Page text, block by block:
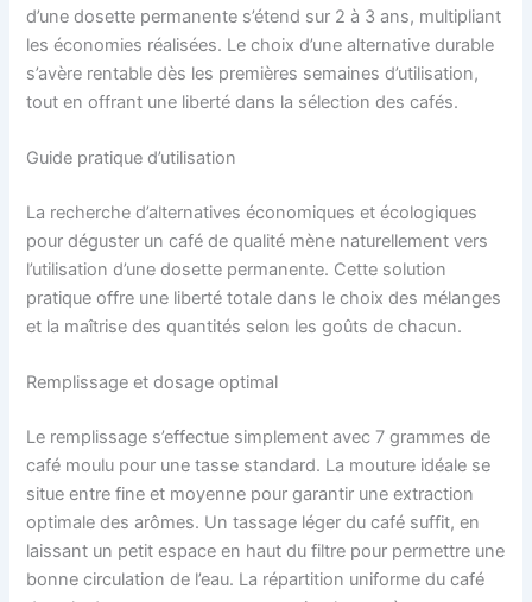
d’une dosette permanente s’étend sur 2 à 3 ans, multipliant
les économies réalisées. Le choix d’une alternative durable
s’avère rentable dès les premières semaines d’utilisation,
tout en offrant une liberté dans la sélection des cafés.
Guide pratique d’utilisation
La recherche d’alternatives économiques et écologiques
pour déguster un café de qualité mène naturellement vers
l’utilisation d’une dosette permanente. Cette solution
pratique offre une liberté totale dans le choix des mélanges
et la maîtrise des quantités selon les goûts de chacun.
Remplissage et dosage optimal
Le remplissage s’effectue simplement avec 7 grammes de
café moulu pour une tasse standard. La mouture idéale se
situe entre fine et moyenne pour garantir une extraction
optimale des arômes. Un tassage léger du café suffit, en
laissant un petit espace en haut du filtre pour permettre une
bonne circulation de l’eau. La répartition uniforme du café